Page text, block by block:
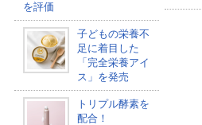
を評価
子どもの栄養不
足に着目した
「完全栄養アイ
ス」を発売
トリプル酵素を
配合！